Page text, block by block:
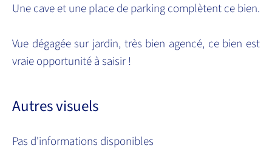
Une cave et une place de parking complètent ce bien.
Vue dégagée sur jardin, très bien agencé, ce bien est
vraie opportunité à saisir !
Autres visuels
Pas d'informations disponibles